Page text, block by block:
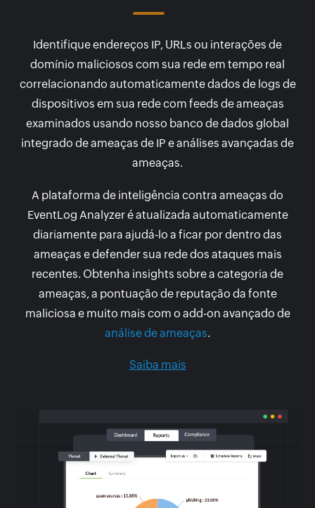
Identifique endereços IP, URLs ou interações de
domínio maliciosos com sua rede em tempo real
correlacionando automaticamente dados de logs de
dispositivos em sua rede com feeds de ameaças
examinados usando nosso banco de dados global
integrado de ameaças de IP e análises avançadas de
ameaças.
A plataforma de inteligência contra ameaças do
EventLog Analyzer é atualizada automaticamente
diariamente para ajudá-lo a ficar por dentro das
ameaças e defender sua rede dos ataques mais
recentes. Obtenha insights sobre a categoria de
ameaças, a pontuação de reputação da fonte
maliciosa e muito mais com o add-on avançado de
análise de ameaças.
Saiba mais